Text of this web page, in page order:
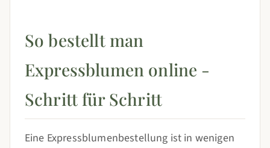
So bestellt man
Expressblumen online -
Schritt für Schritt
Eine Expressblumenbestellung ist in wenigen